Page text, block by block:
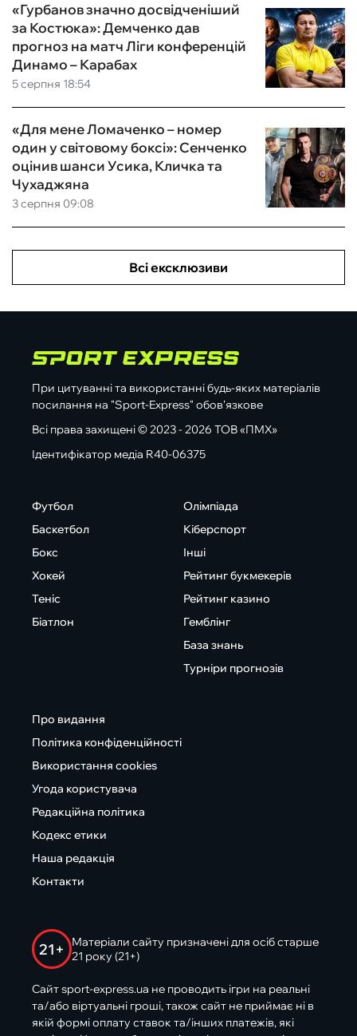
5 серпня 18:54
«Гурбанов значно досвідченіший
за Костюка»: Демченко дав
прогноз на матч Ліги конференцій
Динамо – Карабах
3 серпня 09:08
«Для мене Ломаченко – номер
один у світовому боксі»: Сенченко
оцінив шанси Усика, Кличка та
Чухаджяна
Всі ексклюзиви
При цитуванні та використанні будь-яких матеріалів
посилання на "Sport-Express" обов'язкове
Всі права захищені © 2023 - 2026 ТОВ «ПМХ»
Ідентифікатор медіа R40-06375
Футбол
Баскетбол
Бокс
Хокей
Теніс
Біатлон
Олімпіада
Кіберспорт
Інші
Рейтинг букмекерів
Рейтинг казино
Гемблінг
База знань
Турніри прогнозів
Про видання
Політика конфіденційності
Використання cookies
Угода користувача
Редакційна політика
Кодекс етики
Наша редакція
Контакти
21+
Матеріали сайту призначені для осіб старше
21 року (21+)
Сайт sport-express.ua не проводить ігри на реальні
та/або віртуальні гроші, також сайт не приймає ні в
якій формі оплату ставок та/інших платежів, які